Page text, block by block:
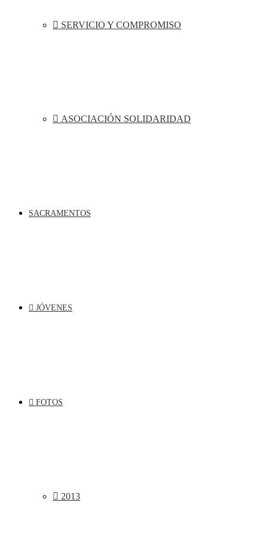
SERVICIO Y COMPROMISO
ASOCIACIÓN SOLIDARIDAD
SACRAMENTOS
JÓVENES
FOTOS
2013